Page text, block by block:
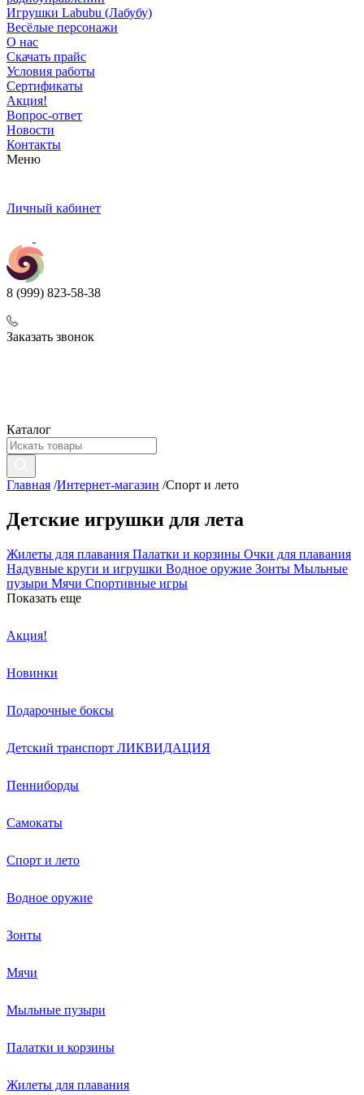
Игрушки Labubu (Лабубу)
Весёлые персонажи
О нас
Скачать прайс
Условия работы
Сертификаты
Акция!
Вопрос-ответ
Новости
Контакты
Меню
Личный кабинет
8 (999) 823-58-38
Заказать звонок
Каталог
Главная /Интернет-магазин /Спорт и лето
Детские игрушки для лета
Жилеты для плавания Палатки и корзины Очки для плавания
Надувные круги и игрушки Водное оружие Зонты Мыльные
пузыри Мячи Спортивные игры
Показать еще
Акция!
Новинки
Подарочные боксы
Детский транспорт ЛИКВИДАЦИЯ
Пенниборды
Самокаты
Спорт и лето
Водное оружие
Зонты
Мячи
Мыльные пузыри
Палатки и корзины
Жилеты для плавания